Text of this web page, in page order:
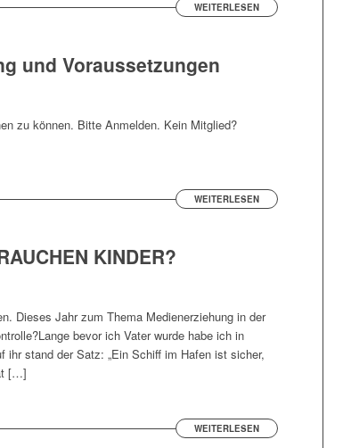
WEITERLESEN
und Voraussetzungen
zu können. Bitte Anmelden. Kein Mitglied?
WEITERLESEN
KINDER?
Dieses Jahr zum Thema Medienerziehung in der
bevor ich Vater wurde habe ich in
stand der Satz: „Ein Schiff im Hafen ist sicher,
[…]
WEITERLESEN